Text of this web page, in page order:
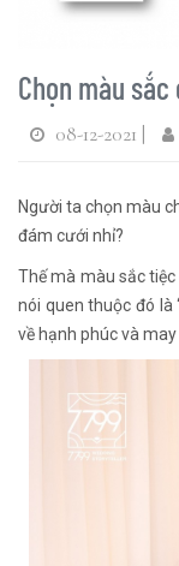
Chọn màu
08-12-2021 |
Người ta chọn màu
đám cưới nhỉ?
Thế mà màu sắc
nói quen thuộc đó là
về hạnh phúc và may